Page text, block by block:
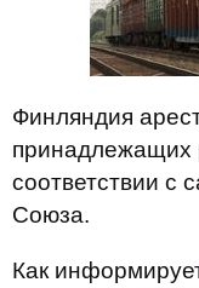
Финляндия
принадлежащих
соответствии с
Союза.
Как